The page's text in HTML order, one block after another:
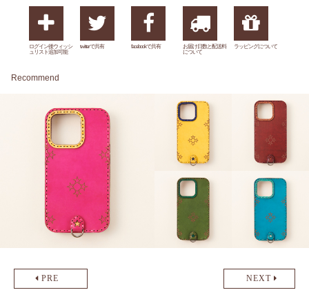
ログイン後ウィッシ
ュリスト追加可能
twitterで共有 facebookで共有
お届け日数と配送料
について
ラッピングについて
Recommend